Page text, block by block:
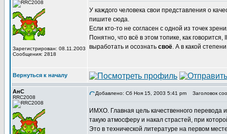
Зарегистрирован: 08.11.2003
Сообщения: 2818
У каждого человека свои представления о
пишите сюда.
Если кто-то не согласен с одной из точек
Понятно, что всё в этом топике, как
выработать и осознать своё. А в какой
Вернуться к началу
АнС
RRC2008
Добавлено: Сб Ноя 15, 2003 5:41 pm Заголовок
ИМХО. Главная цель качественного перевода
такую атмосферу и накал страстей, при
Это в технической литературе на первом